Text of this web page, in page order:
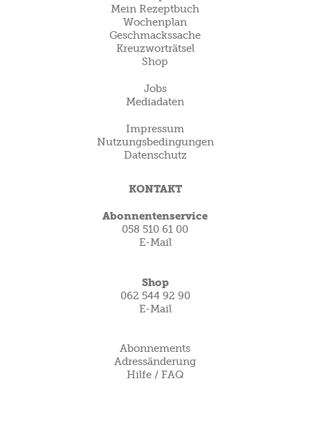
Mein Rezeptbuch
Wochenplan
Geschmackssache
Kreuzworträtsel
Shop
Jobs
Mediadaten
Impressum
Nutzungsbedingungen
Datenschutz
KONTAKT
Abonnentenservice
058 510 61 00
E-Mail
Shop
062 544 92 90
E-Mail
Abonnements
Adressänderung
Hilfe / FAQ